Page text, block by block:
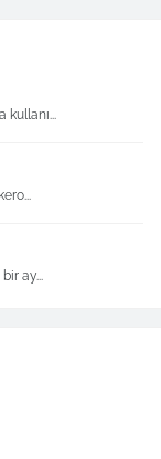
kullanı...
ay...